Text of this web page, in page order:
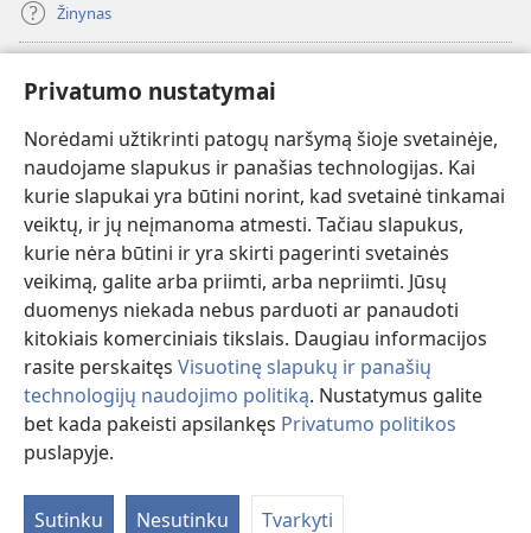
Privatumo nustatymai
Norėdami užtikrinti patogų naršymą šioje svetainėje,
naudojame slapukus ir panašias technologijas. Kai
kurie slapukai yra būtini norint, kad svetainė tinkamai
veiktų, ir jų neįmanoma atmesti. Tačiau slapukus,
kurie nėra būtini ir yra skirti pagerinti svetainės
veikimą, galite arba priimti, arba nepriimti. Jūsų
duomenys niekada nebus parduoti ar panaudoti
kitokiais komerciniais tikslais. Daugiau informacijos
rasite perskaitęs Visuotinę slapukų ir panašių
technologijų naudojimo politiką. Nustatymus galite
bet kada pakeisti apsilankęs Privatumo politikos
puslapyje.
Sutinku Nesutinku Tvarkyti
Žinynas
(atsiveria
naujas
langas)Sargybos bokšto INTERNETINĖ BIBLIOTEKA
(atsiveria
naujas
langas)JW Hub ®
(atsiveria
naujas
langas)JW Library
Watchtower Library
Copyright© 2026 Watch Tower Bible and Tract Society of Pennsylvania.
NAUDOJIMOSI SVETAINE SĄLYGOS